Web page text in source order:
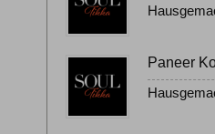
Paneer